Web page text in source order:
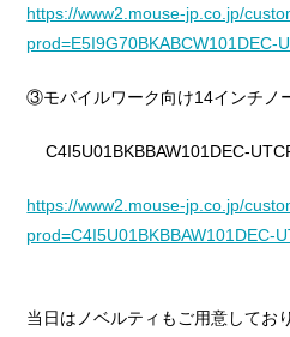
https://www2.mouse-jp.co.jp/
prod=E5I9G70BKABCW101DEC-
③モバイルワーク向け14インチノ
C4I5U01BKBBAW101DEC-
https://www2.mouse-jp.co.jp/
prod=C4I5U01BKBBAW101DEC-
当日はノベルティもご用意してお